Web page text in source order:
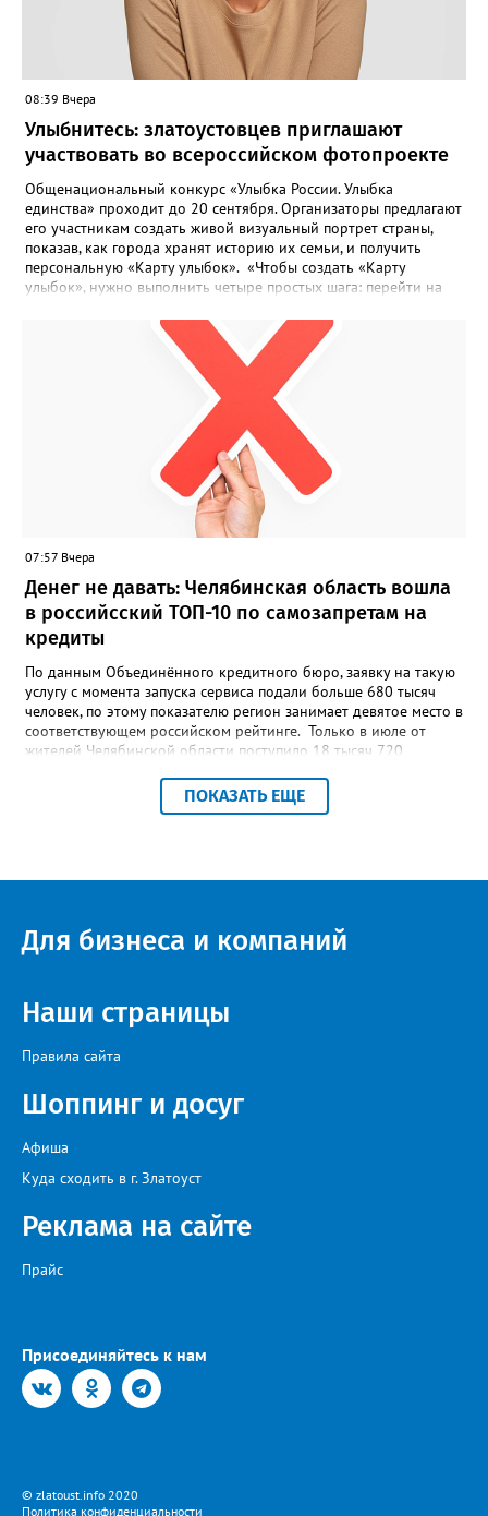
08:39 Вчера
Улыбнитесь: златоустовцев приглашают
участвовать во всероссийском фотопроекте
Общенациональный конкурс «Улыбка России. Улыбка
единства» проходит до 20 сентября. Организаторы предлагают
его участникам создать живой визуальный портрет страны,
показав, как города хранят историю их семьи, и получить
персональную «Карту улыбок». «Чтобы создать «Карту
улыбок», нужно выполнить четыре простых шага: перейти на
улыбок»; загрузить фотографию с улыбкой – подойдёт портрет
одного человека, пары, семьи или нескольких поколений в
одном кадре; отметить один или несколько городов,
связанных с историей семьи или важными воспоминаниями;
добавить подписи к городам, кратко объяснив связь с каждым
из них, указать контакты и подтвердить согласие с правилами
проекта», - говорится в инструкции на сайте проекта. ‍Заявка
может быть семейной, а после модерации стать частью
визуального архива проекта. 20 участников обещают
пригласить на итоговую фотосессию в Москве. Персональную
«Карту улыбок», которую можно скачать, сохранить и
опубликовать в социальных сетях, отмечают в оргкомитете,
получат все, кто улыбнулся.
07:57 Вчера
Денег не давать: Челябинская область вошла
в российсский ТОП-10 по самозапретам на
кредиты
По данным Объединённого кредитного бюро, заявку на такую
услугу с момента запуска сервиса подали больше 680 тысяч
человек, по этому показателю регион занимает девятое место в
соответствующем российском рейтинге. Только в июле от
жителей Челябинской области поступило 18 тысяч 720
снятие. В целом не давать им взаймы сегодня просят 543 с
лишним тысячи человек. Почти 89 тысяч за это время решили
ПОКАЗАТЬ ЕЩЕ
Для бизнеса и компаний
Наши страницы
Правила сайта
Шоппинг и досуг
Афиша
Куда сходить в г. Златоуст
Реклама на сайте
Прайс
Присоединяйтесь к нам
© zlatoust.info 2020
Политика конфиденциальности